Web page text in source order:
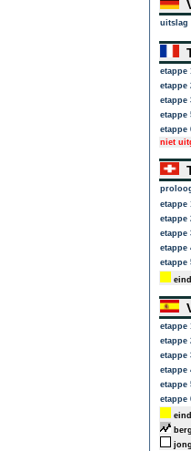
uitslag
etappe
etappe
etappe
etappe
etappe
niet
etappe
etappe
etappe
etappe
etappe
etappe
etappe
etappe
etappe
etappe
etappe